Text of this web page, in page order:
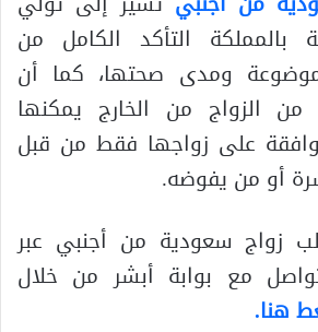
بالمملكة التأكد الكامل من
ومدى صحتها، كما أن
من الزواج من الخارج يمكنها
على زواجها فقط من قبل
أو من يفوضه.
زواج سعودية من أجنبي عبر
مع بوابة أبشر من خلال
هنا.